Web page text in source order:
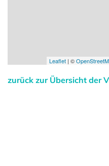
Leaflet | ©
zurück zur Übersicht der